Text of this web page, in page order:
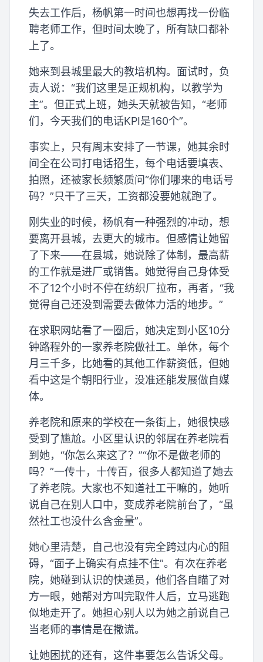
失去工作后，杨帆第一时间也想再找一份临
聘老师工作，但时间太晚了，所有缺口都补
上了。
她来到县城里最大的教培机构。面试时，负
责人说：“我们这里是正规机构，以教学为
主”。但正式上班，她头天就被告知，“老师
们，今天我们的电话KPI是160个”。
事实上，只有周末安排了一节课，她其余时
间全在公司打电话招生，每个电话要填表、
拍照，还被家长频繁质问“你们哪来的电话号
码？”只干了三天，工资都没要她就跑了。
刚失业的时候，杨帆有一种强烈的冲动，想
要离开县城，去更大的城市。但感情让她留
了下来——在县城，她说除了体制，最高薪
的工作就是进厂或销售。她觉得自己身体受
不了12个小时不停在纺织厂拉布，再者，“我
觉得自己还没到需要去做体力活的地步。”
在求职网站看了一圈后，她决定到小区10分
钟路程外的一家养老院做社工。单休，每个
月三千多，比她看的其他工作薪资低，但她
看中这是个朝阳行业，没准还能发展做自媒
体。
养老院和原来的学校在一条街上，她很快感
受到了尴尬。小区里认识的邻居在养老院看
到她，“你怎么来这了？”“你不是做老师的
吗？”一传十，十传百，很多人都知道了她去
了养老院。大家也不知道社工干嘛的，她听
说自己在别人口中，变成养老院前台了，“虽
然社工也没什么含金量”。
她心里清楚，自己也没有完全跨过内心的阻
碍，“面子上确实有点挂不住”。有次在养老
院，她碰到认识的快递员，他们各自瞄了对
方一眼，她帮对方叫完取件人后，立马逃跑
似地走开了。她担心别人以为她之前说自己
当老师的事情是在撒谎。
让她困扰的还有，这件事要怎么告诉父母。